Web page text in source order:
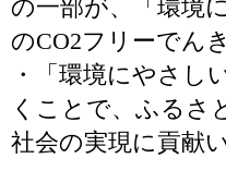
の一部が、「環境
のCO2フリーでん
・「環境にやさし
くことで、ふるさ
社会の実現に貢献